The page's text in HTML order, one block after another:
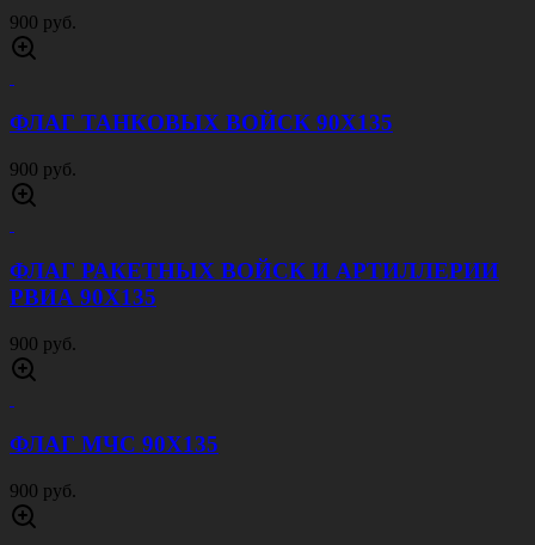
900 руб.
ФЛАГ ТАНКОВЫХ ВОЙСК 90Х135
900 руб.
ФЛАГ РАКЕТНЫХ ВОЙСК И АРТИЛЛЕРИИ
РВИА 90Х135
900 руб.
ФЛАГ МЧС 90Х135
900 руб.